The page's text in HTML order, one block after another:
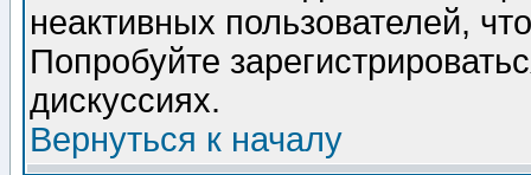
неактивных пользователей,
Попробуйте
дискуссиях.
Вернуться к началу